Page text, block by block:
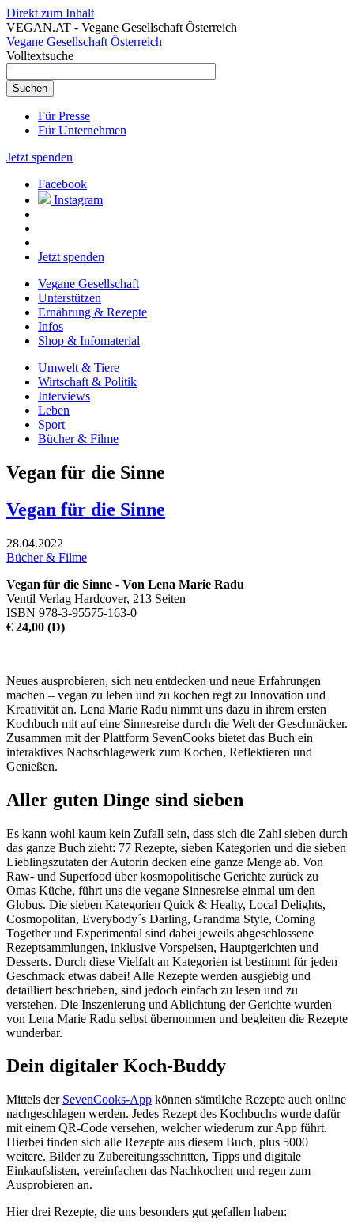
Direkt zum Inhalt
VEGAN.AT - Vegane Gesellschaft Österreich
Vegane Gesellschaft Österreich
Volltextsuche
Für Presse
Für Unternehmen
Jetzt spenden
Facebook
Instagram
Jetzt spenden
Vegane Gesellschaft
Unterstützen
Ernährung & Rezepte
Infos
Shop & Infomaterial
Umwelt & Tiere
Wirtschaft & Politik
Interviews
Leben
Sport
Bücher & Filme
Vegan für die Sinne
Vegan für die Sinne
28.04.2022
Bücher & Filme
Vegan für die Sinne - Von Lena Marie Radu
Ventil Verlag Hardcover, 213 Seiten
ISBN 978-3-95575-163-0
€ 24,00 (D)
Neues ausprobieren, sich neu entdecken und neue Erfahrungen
machen – vegan zu leben und zu kochen regt zu Innovation und
Kreativität an. Lena Marie Radu nimmt uns dazu in ihrem ersten
Kochbuch mit auf eine Sinnesreise durch die Welt der Geschmäcker.
Zusammen mit der Plattform SevenCooks bietet das Buch ein
interaktives Nachschlagewerk zum Kochen, Reflektieren und
Genießen.
Aller guten Dinge sind sieben
Es kann wohl kaum kein Zufall sein, dass sich die Zahl sieben durch
das ganze Buch zieht: 77 Rezepte, sieben Kategorien und die sieben
Lieblingszutaten der Autorin decken eine ganze Menge ab. Von
Raw- und Superfood über kosmopolitische Gerichte zurück zu
Omas Küche, führt uns die vegane Sinnesreise einmal um den
Globus. Die sieben Kategorien Quick & Healty, Local Delights,
Cosmopolitan, Everybody´s Darling, Grandma Style, Coming
Together und Experimental sind dabei jeweils abgeschlossene
Rezeptsammlungen, inklusive Vorspeisen, Hauptgerichten und
Desserts. Durch diese Vielfalt an Kategorien ist bestimmt für jeden
Geschmack etwas dabei! Alle Rezepte werden ausgiebig und
detailliert beschrieben, sind jedoch einfach zu lesen und zu
verstehen. Die Inszenierung und Ablichtung der Gerichte wurden
von Lena Marie Radu selbst übernommen und begleiten die Rezepte
wunderbar.
Dein digitaler Koch-Buddy
Mittels der SevenCooks-App können sämtliche Rezepte auch online
nachgeschlagen werden. Jedes Rezept des Kochbuchs wurde dafür
mit einem QR-Code versehen, welcher wiederum zur App führt.
Hierbei finden sich alle Rezepte aus diesem Buch, plus 5000
weitere. Bilder zu Zubereitungsschritten, Tipps und digitale
Einkaufslisten, vereinfachen das Nachkochen und regen zum
Ausprobieren an.
Hier drei Rezepte, die uns besonders gut gefallen haben: